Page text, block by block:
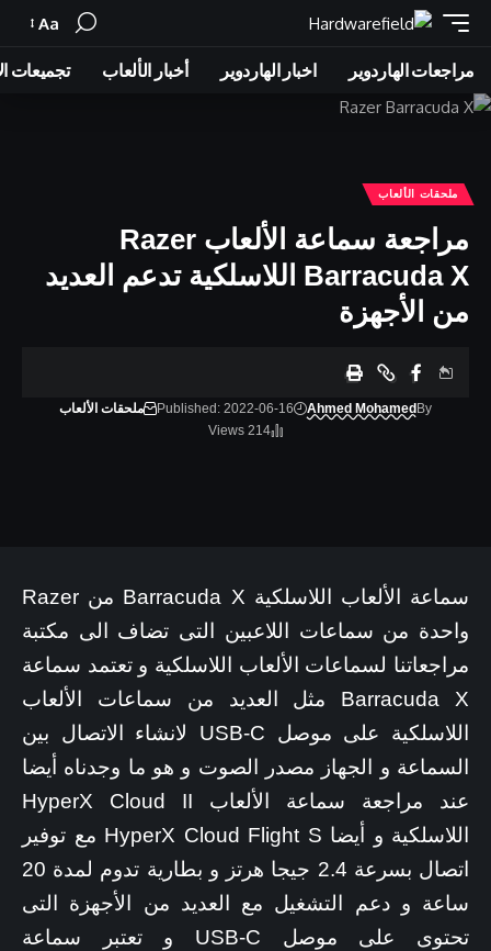
Font
Resizer
Aa
مراجعات الهاردوير اخبار الهاردوير أخبار الألعاب تجميعات
ملحقات الألعاب
مراجعة سماعة الألعاب Razer
Barracuda X اللاسلكية تدعم العديد
من الأجهزة
By
Ahmed Mohamed
Published: 2022-06-16
ملحقات الألعاب
214 Views
سماعة الألعاب اللاسلكية Barracuda X من Razer
واحدة من سماعات اللاعبين التى تضاف الى مكتبة
مراجعاتنا لسماعات الألعاب اللاسلكية و تعتمد سماعة
Barracuda X مثل العديد من سماعات الألعاب
اللاسلكية على موصل USB-C لانشاء الاتصال بين
السماعة و الجهاز مصدر الصوت و هو ما وجدناه أيضا
عند مراجعة سماعة الألعاب HyperX Cloud II
اللاسلكية و أيضا HyperX Cloud Flight S مع توفير
اتصال بسرعة 2.4 جيجا هرتز و بطارية تدوم لمدة 20
ساعة و دعم التشغيل مع العديد من الأجهزة التى
تحتوى على موصل USB-C و تعتبر سماعة